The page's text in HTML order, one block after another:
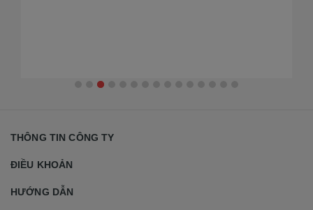
THÔNG TIN CÔNG TY
ĐIỀU KHOẢN
HƯỚNG DẪN